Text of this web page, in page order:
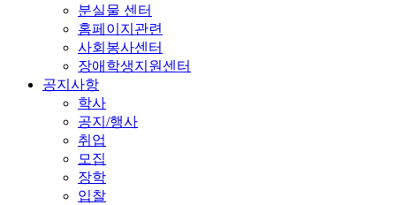
분실물 센터
홈페이지관련
사회봉사센터
장애학생지원센터
공지사항
학사
공지/행사
취업
모집
장학
입찰